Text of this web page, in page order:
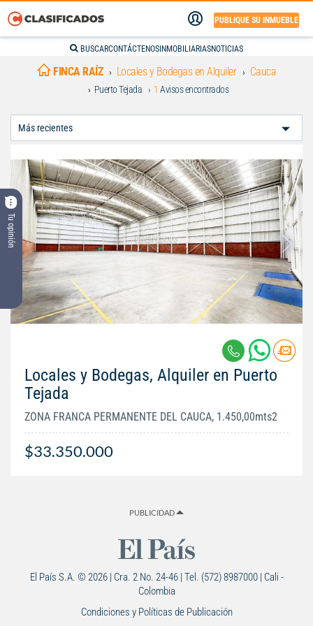
PUBLIQUE SU INMUEBLE
BUSCARCONTÁCTENOS INMOBILIARIASNOTICIAS
Tu opinión
FINCA RAÍZ Locales y Bodegas en Alquiler Cauca
Puerto Tejada 1 Avisos encontrados
Locales y Bodegas, Alquiler en Puerto
Tejada
ZONA FRANCA PERMANENTE DEL CAUCA, 1.450,00mts2
$33.350.000
PUBLICIDAD
El País S.A. © 2026 | Cra. 2 No. 24-46 | Tel. (572) 8987000 | Cali -
Colombia
Condiciones y Políticas de Publicación